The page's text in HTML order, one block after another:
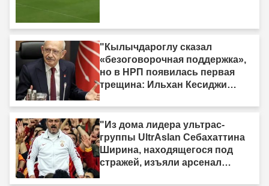
"Кылычдароглу сказал
«безоговорочная поддержка»,
но в НРП появилась первая
трещина: Ильхан Кесиджи
"Из дома лидера ультрас-
группы UltrAslan Себахаттина
Ширина, находящегося под
стражей, изъяли арсенал